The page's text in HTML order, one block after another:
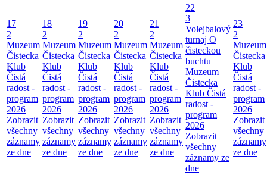
17
2
Muzeum
Čistecka
Klub
Čistá
radost -
program
2026
Zobrazit
všechny
záznamy
ze dne
18
2
Muzeum
Čistecka
Klub
Čistá
radost -
program
2026
Zobrazit
všechny
záznamy
ze dne
19
2
Muzeum
Čistecka
Klub
Čistá
radost -
program
2026
Zobrazit
všechny
záznamy
ze dne
20
2
Muzeum
Čistecka
Klub
Čistá
radost -
program
2026
Zobrazit
všechny
záznamy
ze dne
21
2
Muzeum
Čistecka
Klub
Čistá
radost -
program
2026
Zobrazit
všechny
záznamy
ze dne
22
3
Volejbalový
turnaj O
čisteckou
buchtu
Muzeum
Čistecka
Klub Čistá
radost -
program
2026
Zobrazit
všechny
záznamy ze
dne
23
2
Muzeum
Čistecka
Klub
Čistá
radost -
program
2026
Zobrazit
všechny
záznamy
ze dne